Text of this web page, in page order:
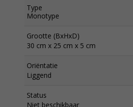
Type
Monotype
Grootte (BxHxD)
30 cm x 25 cm x 5 cm
Oriëntatie
Liggend
Status
Niet beschikbaar